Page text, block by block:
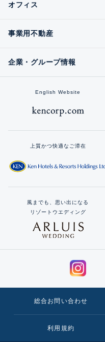
オフィス
事業用不動産
企業・グループ情報
English Website
上質かつ快適なご滞在
風までも、思い出になる
リゾートウエディング
総合お問い合わせ
利用規約